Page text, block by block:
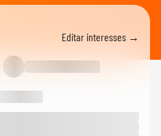
Editar interesses →